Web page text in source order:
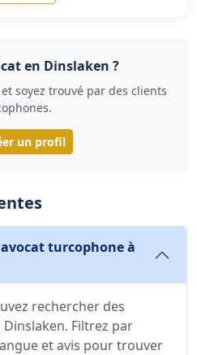
en Dinslaken ?
soyez trouvé par des clients
un profil
turcophone à
rechercher des
Filtrez par
et avis pour trouver